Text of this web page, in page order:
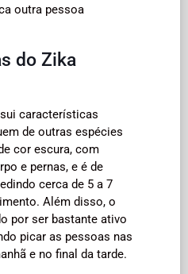
outra pessoa
do Zika
características
de outras espécies
cor escura, com
e pernas, e é de
cerca de 5 a 7
Além disso, o
por ser bastante ativo
picar as pessoas nas
e no final da tarde.